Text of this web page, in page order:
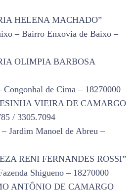
HELENA MACHADO”
– Bairro Enxovia de Baixo –
OLIMPIA BARBOSA
Congonhal de Cima – 18270000
VIEIRA DE CAMARGO
/ 3305.7094
– Jardim Manoel de Abreu –
RENI FERNANDES ROSSI”
Shigueno – 18270000
ANTÔNIO DE CAMARGO